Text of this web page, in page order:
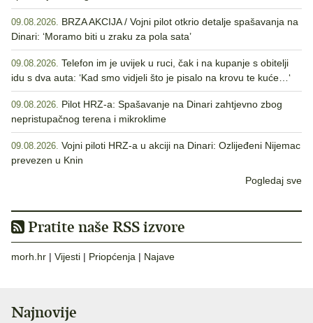
09.08.2026. BRZA AKCIJA / Vojni pilot otkrio detalje spašavanja na
Dinari: ‘Moramo biti u zraku za pola sata’
09.08.2026. Telefon im je uvijek u ruci, čak i na kupanje s obitelji
idu s dva auta: ‘Kad smo vidjeli što je pisalo na krovu te kuće…‘
09.08.2026. Pilot HRZ-a: Spašavanje na Dinari zahtjevno zbog
nepristupačnog terena i mikroklime
09.08.2026. Vojni piloti HRZ-a u akciji na Dinari: Ozlijeđeni Nijemac
prevezen u Knin
Pogledaj sve
Pratite naše RSS izvore
morh.hr | Vijesti | Priopćenja | Najave
Najnovije